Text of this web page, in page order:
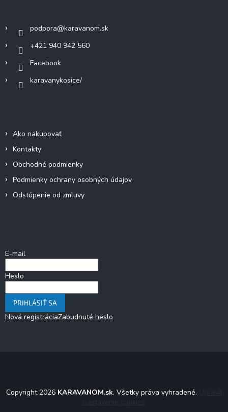
podpora@karavanom.sk
+421 940 942 560
Facebook
karavanykosice/
Ako nakupovať
Kontakty
Obchodné podmienky
Podmienky ochrany osobných údajov
Odstúpenie od zmluvy
E-mail
Heslo
PRIHLÁSIŤ SA
Nová registráciaZabudnuté heslo
Copyright 2026 KARAVANOM.sk. Všetky práva vyhradené.